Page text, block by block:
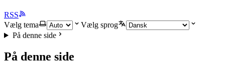
RSS
Vælg tema
Vælg sprog
På denne side
På denne side